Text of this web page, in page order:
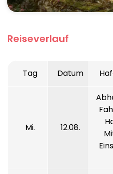
Reiseverlauf
Tag Datum
Mi. 12.08.